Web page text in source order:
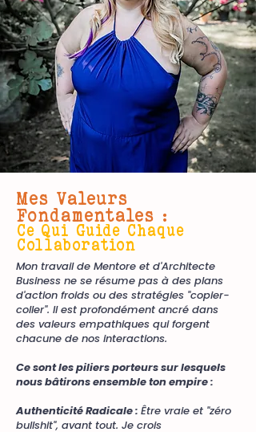
Mes Valeurs
Fondamentales :
Ce Qui Guide Chaque
Collaboration
Mon travail de Mentore et d'Architecte
Business ne se résume pas à des plans
d'action froids ou des stratégies "copier-
coller". Il est profondément ancré dans
des valeurs empathiques qui forgent
chacune de nos interactions.
Ce sont les piliers porteurs sur lesquels
nous bâtirons ensemble ton empire :
Authenticité Radicale : Être vraie et "zéro
bullshit", avant tout. Je crois